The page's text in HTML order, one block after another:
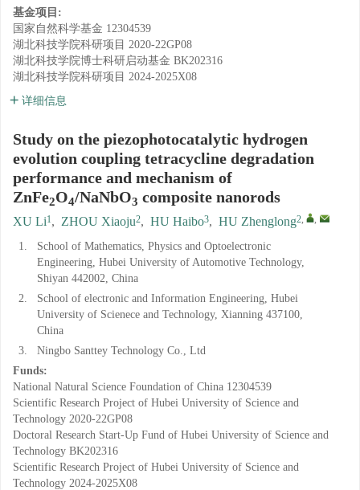
基金项目:
国家自然科学基金 12304539
湖北科技学院科研项目 2020-22GP08
湖北科技学院博士科研启动基金 BK202316
湖北科技学院科研项目 2024-2025X08
详细信息
Study on the piezophotocatalytic hydrogen
evolution coupling tetracycline degradation
performance and mechanism of
ZnFe2O4/NaNbO3 composite nanorods
XU Li1, ZHOU Xiaoju2, HU Haibo3, HU Zhenglong2, ,
1.
School of Mathematics, Physics and Optoelectronic
Engineering, Hubei University of Automotive Technology,
Shiyan 442002, China
2.
School of electronic and Information Engineering, Hubei
University of Scienece and Technology, Xianning 437100,
China
3.
Ningbo Santtey Technology Co., Ltd
Funds:
National Natural Science Foundation of China 12304539
Scientific Research Project of Hubei University of Science and
Technology 2020-22GP08
Doctoral Research Start-Up Fund of Hubei University of Science and
Technology BK202316
Scientific Research Project of Hubei University of Science and
Technology 2024-2025X08